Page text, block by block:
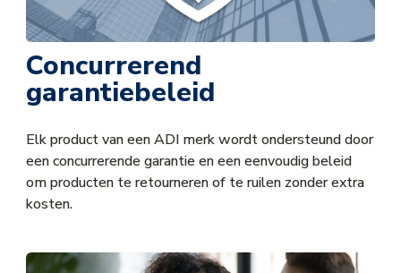
Concurrerend
garantiebeleid
Elk product van een ADI merk wordt ondersteund door
een concurrerende garantie en een eenvoudig beleid
om producten te retourneren of te ruilen zonder extra
kosten.